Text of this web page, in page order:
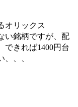
オリックス
い銘柄ですが、配
できれば1400円台
、、